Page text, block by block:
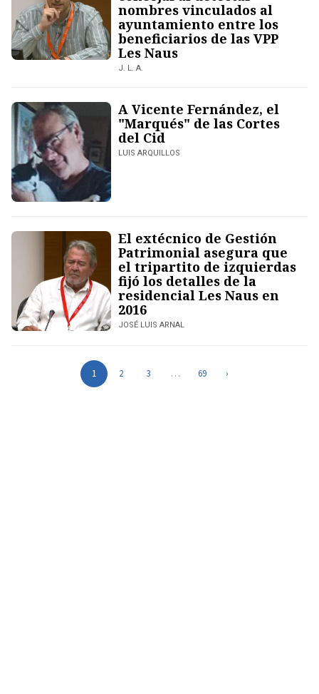
nombres vinculados al
ayuntamiento entre los
beneficiarios de las VPP
Les Naus
J. L. A.
A Vicente Fernández, el
"Marqués" de las Cortes
del Cid
LUIS ARQUILLOS
El extécnico de Gestión
Patrimonial asegura que
el tripartito de izquierdas
fijó los detalles de la
residencial Les Naus en
2016
JOSÉ LUIS ARNAL
1 2 3 … 69 ›